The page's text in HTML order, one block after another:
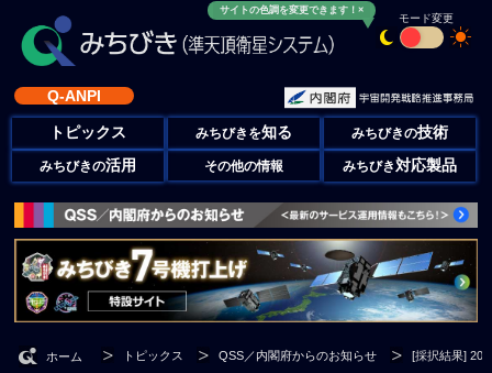
サイトの色調を変更できます！×
モード変更
Q-ANPI
トピックス みちびきを知る みちびきの技術
みちびきの活用 その他の情報 みちびき対応製品
ホーム トピックス QSS／内閣府からのお知らせ [採択結果]